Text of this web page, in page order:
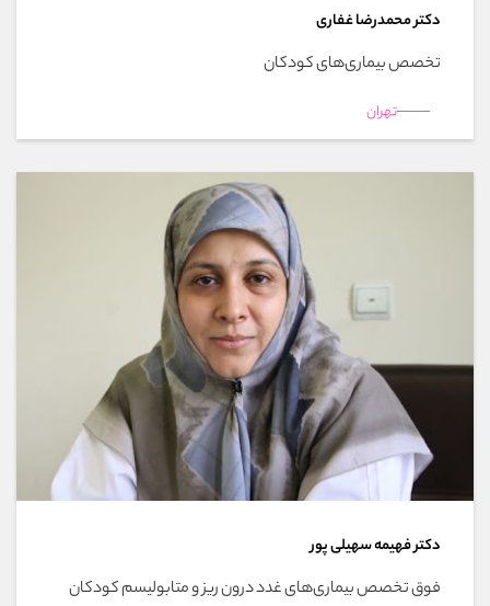
دکتر محمدرضا غفاری
تخصص بیماری‌های کودکان
تهران
دکتر فهیمه سهیلی پور
فوق تخصص بیماری‌های غدد درون ریز و متابولیسم کودکان